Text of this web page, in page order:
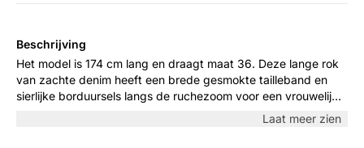
Beschrijving
Het model is 174 cm lang en draagt maat 36. Deze lange rok
van zachte denim heeft een brede gesmokte tailleband en
sierlijke borduursels langs de ruchezoom voor een vrouwelijke,
relaxte uitstraling. De stof valt soepel rond het lichaam en is
perfect voor dagelijks gebruik of op vakantie. Combineer met
Laat meer zien